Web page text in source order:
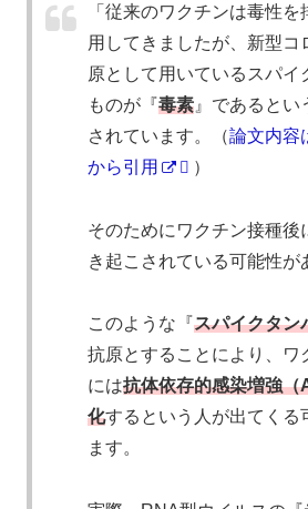
「従来のワクチンは毒性
用してきましたが、新型コ
原として用いているスパイ
ものが『毒素 』であるとい
されています。（論文内容
から引用
）
そのためにワクチン接種後
き起こされている可能性が
このような『スパイクタン
抗原とすることにより、ワ
には抗体依存的感染増強（
化するという人が出てくる
ます。